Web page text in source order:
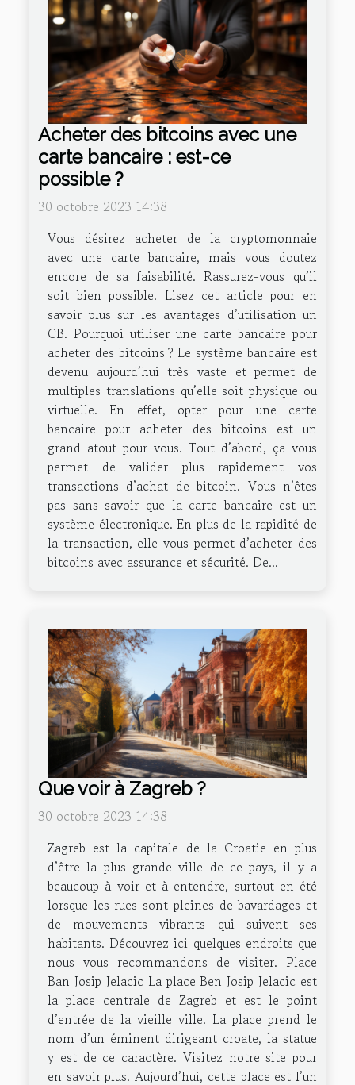
Acheter des bitcoins avec une
carte bancaire : est-ce
possible ?
30 octobre 2023 14:38
Vous désirez acheter de la cryptomonnaie
avec une carte bancaire, mais vous doutez
encore de sa faisabilité. Rassurez-vous qu’il
soit bien possible. Lisez cet article pour en
savoir plus sur les avantages d’utilisation un
CB. Pourquoi utiliser une carte bancaire pour
acheter des bitcoins ? Le système bancaire est
devenu aujourd’hui très vaste et permet de
multiples translations qu’elle soit physique ou
virtuelle. En effet, opter pour une carte
bancaire pour acheter des bitcoins est un
grand atout pour vous. Tout d’abord, ça vous
permet de valider plus rapidement vos
transactions d’achat de bitcoin. Vous n’êtes
pas sans savoir que la carte bancaire est un
système électronique. En plus de la rapidité de
la transaction, elle vous permet d’acheter des
bitcoins avec assurance et sécurité. De...
Que voir à Zagreb ?
30 octobre 2023 14:38
Zagreb est la capitale de la Croatie en plus
d’être la plus grande ville de ce pays, il y a
beaucoup à voir et à entendre, surtout en été
lorsque les rues sont pleines de bavardages et
de mouvements vibrants qui suivent ses
habitants. Découvrez ici quelques endroits que
nous vous recommandons de visiter. Place
Ban Josip Jelacic La place Ben Josip Jelacic est
la place centrale de Zagreb et est le point
d’entrée de la vieille ville. La place prend le
nom d’un éminent dirigeant croate, la statue
y est de ce caractère. Visitez notre site pour
en savoir plus. Aujourd’hui, cette place est l’un